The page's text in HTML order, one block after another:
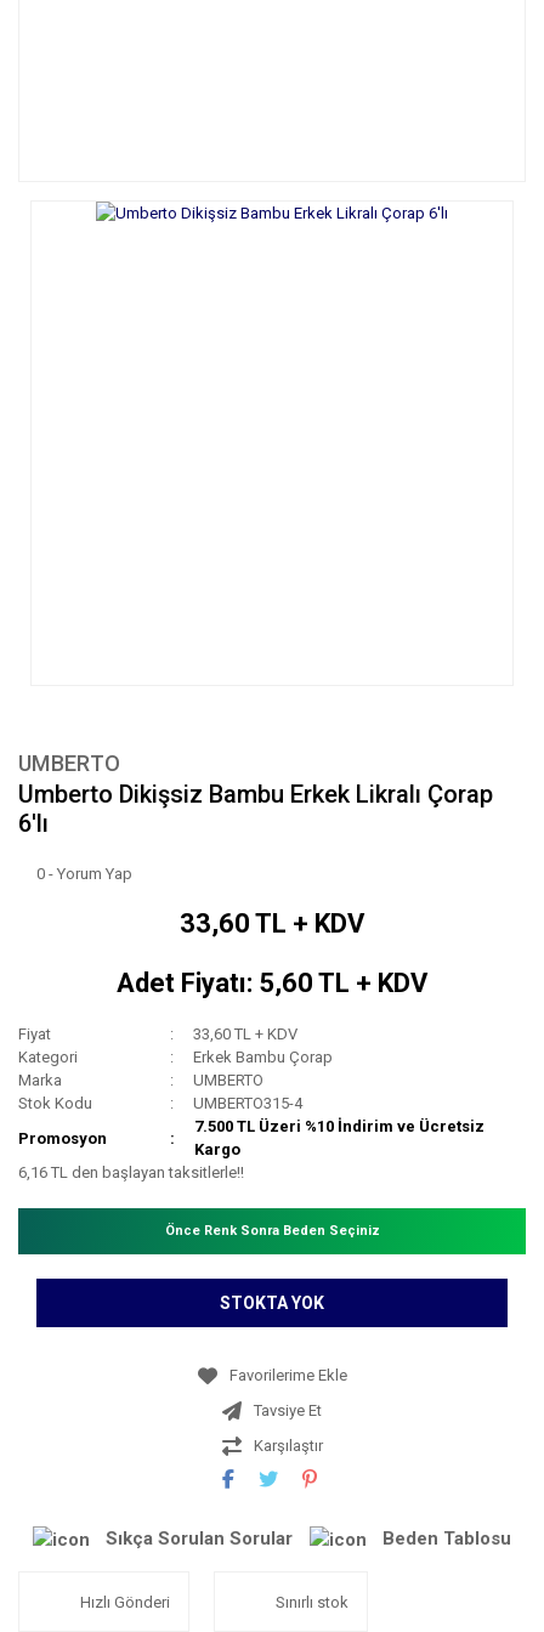
UMBERTO
Umberto Dikişsiz Bambu Erkek Likralı Çorap
6'lı
0 - Yorum Yap
33,60 TL + KDV
Adet Fiyatı: 5,60 TL + KDV
Fiyat
33,60 TL + KDV
Kategori
Erkek Bambu Çorap
Marka
UMBERTO
Stok Kodu
UMBERTO315-4
Promosyon
7.500 TL Üzeri %10 İndirim ve Ücretsiz
Kargo
6,16 TL den başlayan taksitlerle!!
Önce Renk Sonra Beden Seçiniz
STOKTA YOK
Tavsiye Et
Karşılaştır
Sıkça Sorulan Sorular Beden Tablosu
Hızlı Gönderi Sınırlı stok